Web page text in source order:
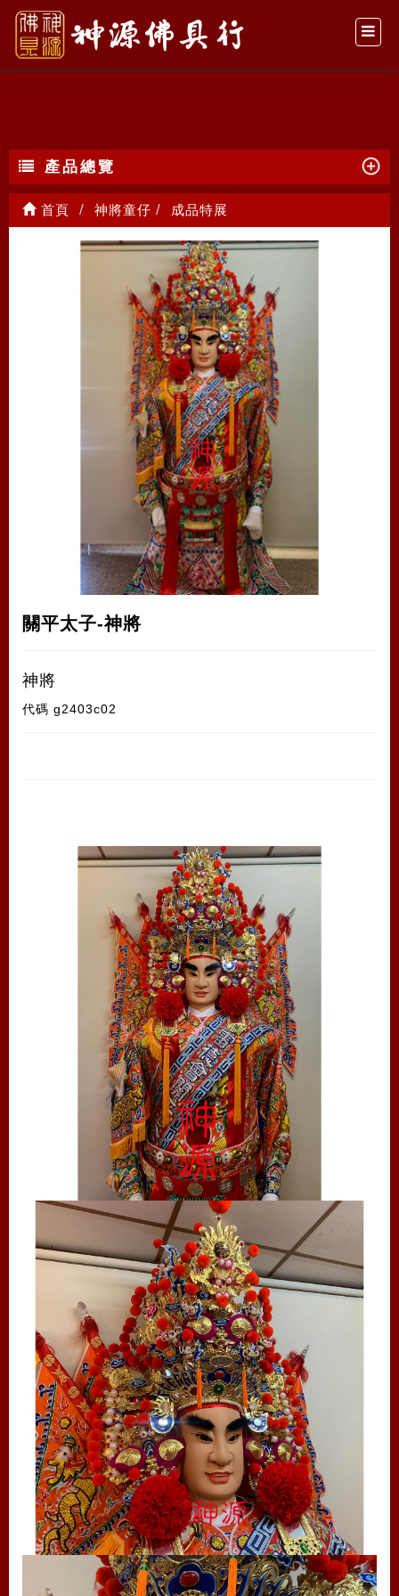
成品特展
產品總覽
首頁 神將童仔 成品特展
關平太子-神將
神將
代碼 g2403c02